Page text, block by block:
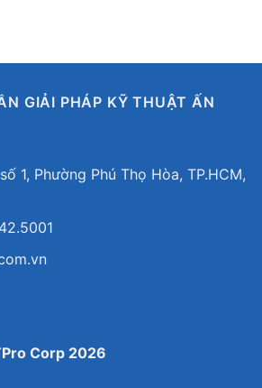
GIẢI PHÁP KỸ THUẬT ẤN
1, Phường Phú Thọ Hòa, TP.HCM,
Corp 2026